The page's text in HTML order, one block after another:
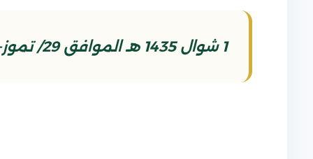
1 شوال 1435 هـ الموافق 29/ تموز-يوليو /2014م